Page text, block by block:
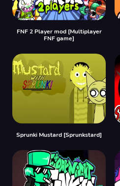
FNF 2 Player mod [Multiplayer
FNF game]
Sprunki Mustard [Sprunkstard]